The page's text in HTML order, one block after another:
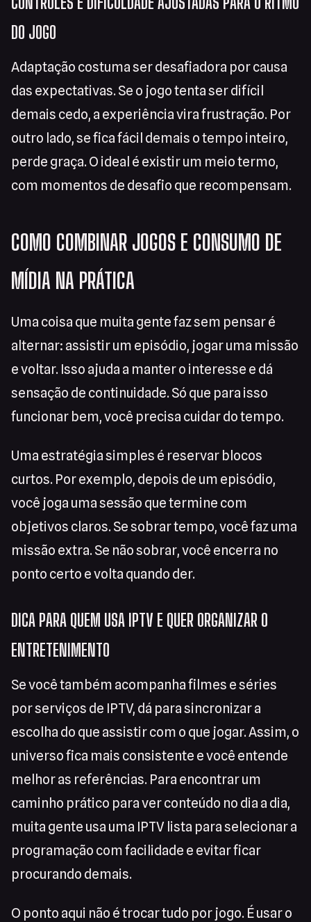
DO JOGO
Adaptação costuma ser desafiadora por causa
das expectativas. Se o jogo tenta ser difícil
demais cedo, a experiência vira frustração. Por
outro lado, se fica fácil demais o tempo inteiro,
perde graça. O ideal é existir um meio termo,
com momentos de desafio que recompensam.
COMO COMBINAR JOGOS E CONSUMO DE
MÍDIA NA PRÁTICA
Uma coisa que muita gente faz sem pensar é
alternar: assistir um episódio, jogar uma missão
e voltar. Isso ajuda a manter o interesse e dá
sensação de continuidade. Só que para isso
funcionar bem, você precisa cuidar do tempo.
Uma estratégia simples é reservar blocos
curtos. Por exemplo, depois de um episódio,
você joga uma sessão que termine com
objetivos claros. Se sobrar tempo, você faz uma
missão extra. Se não sobrar, você encerra no
ponto certo e volta quando der.
DICA PARA QUEM USA IPTV E QUER ORGANIZAR O
ENTRETENIMENTO
Se você também acompanha filmes e séries
por serviços de IPTV, dá para sincronizar a
escolha do que assistir com o que jogar. Assim, o
universo fica mais consistente e você entende
melhor as referências. Para encontrar um
caminho prático para ver conteúdo no dia a dia,
muita gente usa uma IPTV lista para selecionar a
programação com facilidade e evitar ficar
procurando demais.
O ponto aqui não é trocar tudo por jogo. É usar o